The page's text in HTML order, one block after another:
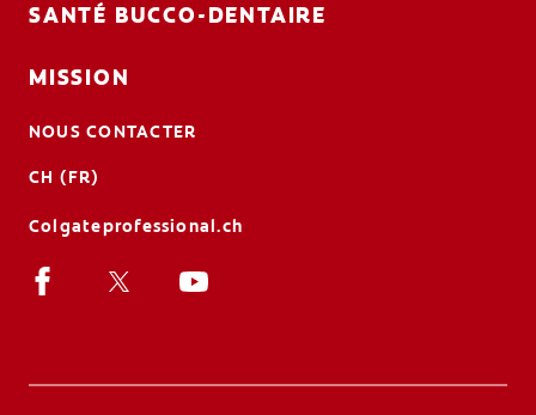
SANTÉ BUCCO-DENTAIRE
MISSION
NOUS CONTACTER
CH (FR)
Colgateprofessional.ch